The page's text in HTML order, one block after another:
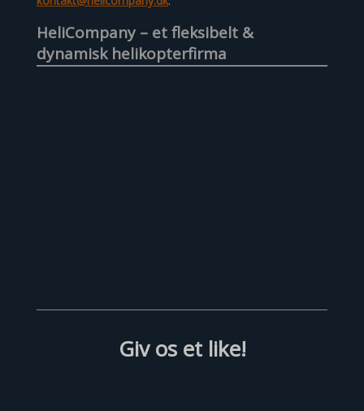
HeliCompany – et fleksibelt &
dynamisk helikopterfirma
Giv os et like!